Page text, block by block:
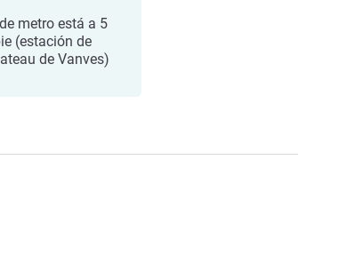
metro está a 5
(estación de
de Vanves)